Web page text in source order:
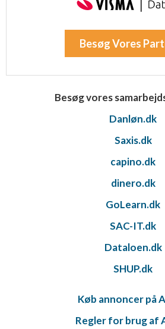
Besøg Vores
Besøg vores
Danløn.dk
Saxis.dk
capino.dk
dinero.dk
GoLearn.dk
SAC-IT.dk
Dataloen.dk
SHUP.dk
Køb annoncer på
Regler for brug af